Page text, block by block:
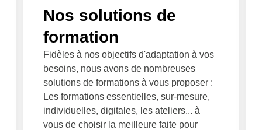
Nos solutions de
formation
Fidèles à nos objectifs d'adaptation à vos
besoins, nous avons de nombreuses
solutions de formations à vous proposer :
Les formations essentielles, sur-mesure,
individuelles, digitales, les ateliers... à
vous de choisir la meilleure faite pour